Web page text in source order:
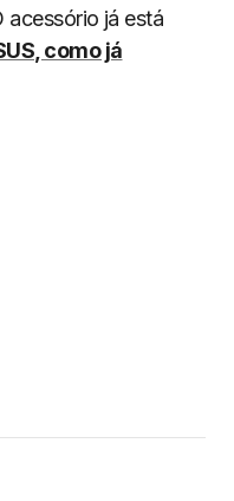
acessório já está
como já